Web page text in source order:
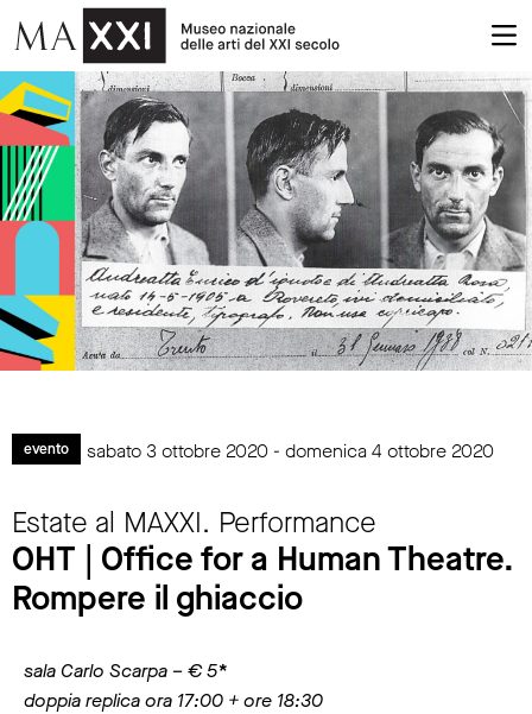
evento sabato 3 ottobre 2020 - domenica 4 ottobre 2020
Estate al MAXXI. Performance
OHT | Office for a Human Theatre.
Rompere il ghiaccio
sala Carlo Scarpa – € 5*
doppia replica ora 17:00 + ore 18:30